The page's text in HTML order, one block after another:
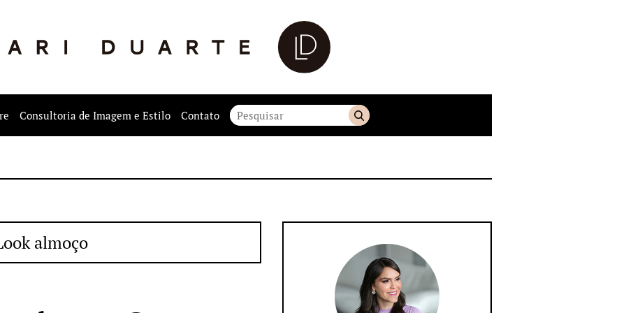
Consultoria de Imagem e Estilo Contato
almoço